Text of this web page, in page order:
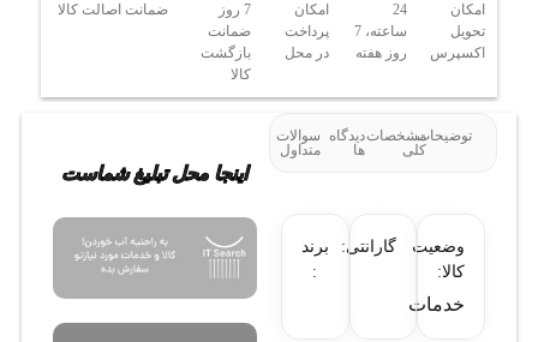
امکان
تحویل
اکسپرس
24
ساعته، 7
روز هفته
امکان
پرداخت
در محل
7 روز
ضمانت
بازگشت
کالا
ضمانت اصالت کالا
توضیحاتمشخصات
کلی
دیدگاه
ها
سوالات
متداول
وضعیت
کالا:
خدمات
گارانتی:
برند
:
اینجا محل تبلیغ شماست